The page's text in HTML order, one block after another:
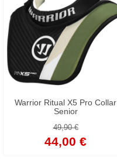
Warrior Ritual X5 Pro Collar
Senior
49,90 €
44,00 €